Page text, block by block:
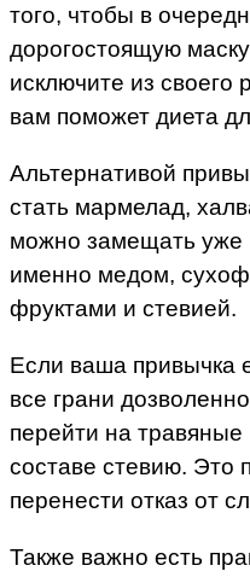
того, чтобы в
дорогостоящую
исключите из своего
вам поможет диета
Альтернативой
стать мармелад,
можно замещать уже
именно медом,
фруктами и стевией.
Если ваша привычка
все грани
перейти на
составе стевию. Это
перенести отказ от
Также важно есть